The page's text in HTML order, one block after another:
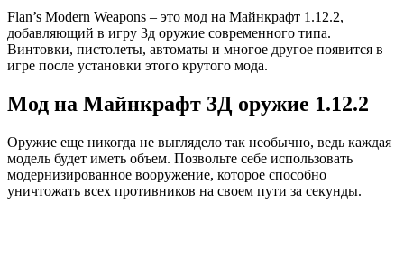
Flan’s Modern Weapons – это мод на Майнкрафт 1.12.2,
добавляющий в игру 3д оружие современного типа.
Винтовки, пистолеты, автоматы и многое другое появится в
игре после установки этого крутого мода.
Мод на Майнкрафт 3Д оружие 1.12.2
Оружие еще никогда не выглядело так необычно, ведь каждая
модель будет иметь объем. Позвольте себе использовать
модернизированное вооружение, которое способно
уничтожать всех противников на своем пути за секунды.